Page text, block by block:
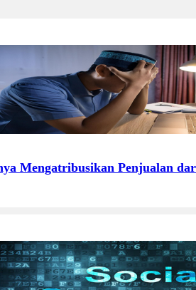
Mengatribusikan Penjualan